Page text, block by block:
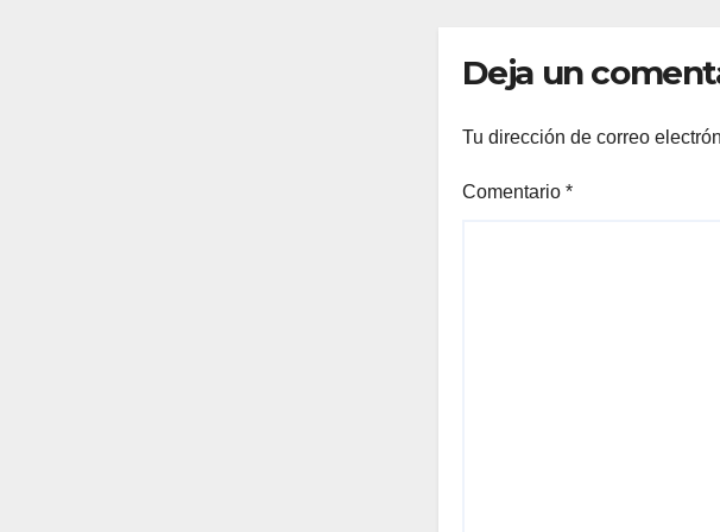
Deja un
Tu dirección de correo
Comentario *